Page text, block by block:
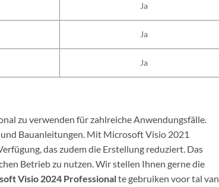
Ja
Ja
Ja
zu verwenden für zahlreiche Anwendungsfälle.
Bauanleitungen. Mit Microsoft Visio 2021
das zudem die Erstellung reduziert. Das
Betrieb zu nutzen. Wir stellen Ihnen gerne die
Visio 2024 Professionalte gebruiken voor tal van